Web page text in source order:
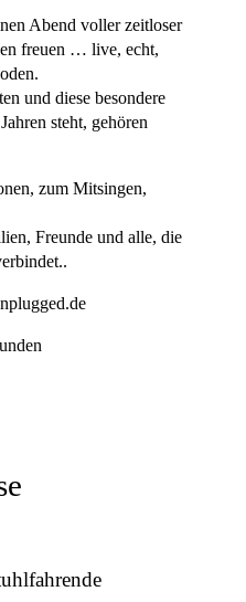
Abend voller zeitloser
freuen … live, echt,
und diese besondere
steht, gehören
zum Mitsingen,
Freunde und alle, die